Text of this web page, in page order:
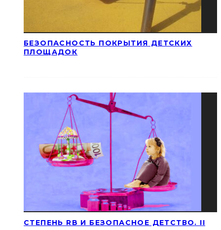
БЕЗОПАСНОСТЬ ПОКРЫТИЯ ДЕТСКИХ
ПЛОЩАДОК
СТЕПЕНЬ RB И БЕЗОПАСНОЕ ДЕТСТВО. II